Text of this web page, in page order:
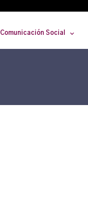
Comunicación Social